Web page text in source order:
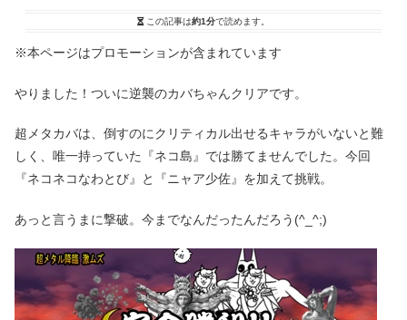
この記事は約1分で読めます。
※本ページはプロモーションが含まれています
やりました！ついに逆襲のカバちゃんクリアです。
超メタカバは、倒すのにクリティカル出せるキャラがいないと難
しく、唯一持っていた『ネコ島』では勝てませんでした。今回
『ネコネコなわとび』と『ニャア少佐』を加えて挑戦。
あっと言うまに撃破。今までなんだったんだろう(^_^;)